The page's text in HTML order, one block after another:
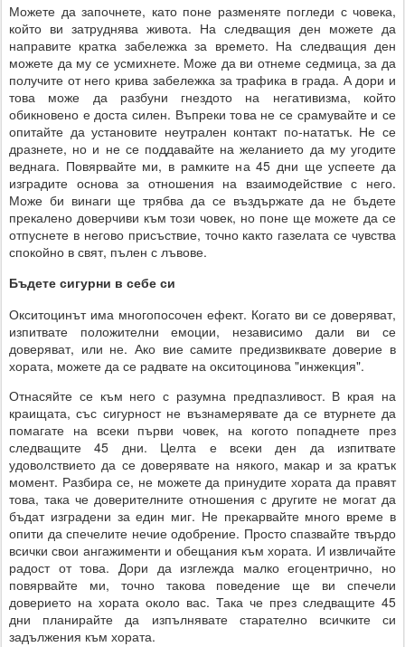
Можете да започнете, като поне разменяте погледи с човека,
който ви затруднява живота. На следващия ден можете да
направите кратка забележка за времето. На следващия ден
можете да му се усмихнете. Може да ви отнеме седмица, за да
получите от него крива забележка за трафика в града. А дори и
това може да разбуни гнездото на негативизма, който
обикновено е доста силен. Въпреки това не се срамувайте и се
опитайте да установите неутрален контакт по-нататък. Не се
дразнете, но и не се поддавайте на желанието да му угодите
веднага. Повярвайте ми, в рамките на 45 дни ще успеете да
изградите основа за отношения на взаимодействие с него.
Може би винаги ще трябва да се въздържате да не бъдете
прекалено доверчиви към този човек, но поне ще можете да се
отпуснете в негово присъствие, точно както газелата се чувства
спокойно в свят, пълен с лъвове.
Бъдете сигурни в себе си
Окситоцинът има многопосочен ефект. Когато ви се доверяват,
изпитвате положителни емоции, независимо дали ви се
доверяват, или не. Ако вие самите предизвиквате доверие в
хората, можете да се радвате на окситоцинова "инжекция".
Отнасяйте се към него с разумна предпазливост. В края на
краищата, със сигурност не възнамерявате да се втурнете да
помагате на всеки първи човек, на когото попаднете през
следващите 45 дни. Целта е всеки ден да изпитвате
удоволствието да се доверявате на някого, макар и за кратък
момент. Разбира се, не можете да принудите хората да правят
това, така че доверителните отношения с другите не могат да
бъдат изградени за един миг. Не прекарвайте много време в
опити да спечелите нечие одобрение. Просто спазвайте твърдо
всички свои ангажименти и обещания към хората. И извличайте
радост от това. Дори да изглежда малко егоцентрично, но
повярвайте ми, точно такова поведение ще ви спечели
доверието на хората около вас. Така че през следващите 45
дни планирайте да изпълнявате старателно всичките си
задължения към хората.